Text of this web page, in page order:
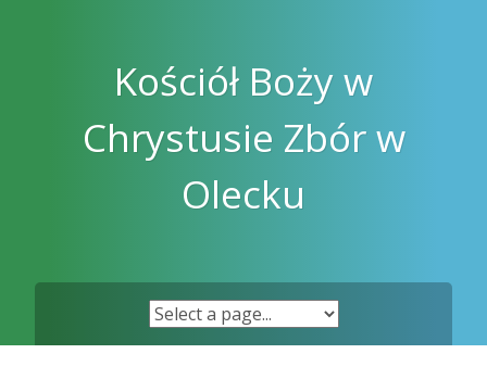
Kościół Boży w
Chrystusie Zbór w
Olecku